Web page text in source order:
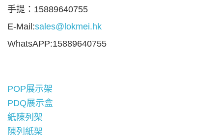
手提：15889640755
E-Mail:sales@lokmei.hk
WhatsAPP:15889640755
POP展示架
PDQ展示盒
紙陳列架
陳列紙架